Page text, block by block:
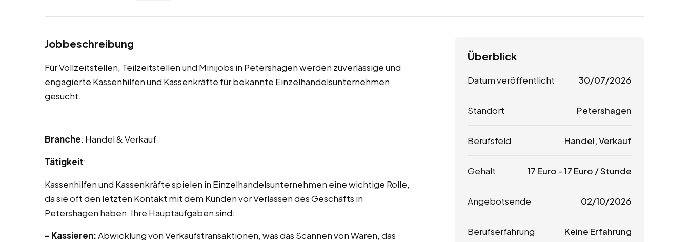
Jobbeschreibung
Für Vollzeitstellen, Teilzeitstellen und Minijobs in Petershagen werden zuverlässige und
engagierte Kassenhilfen und Kassenkräfte für bekannte Einzelhandelsunternehmen
gesucht.
Branche: Handel & Verkauf
Tätigkeit:
Kassenhilfen und Kassenkräfte spielen in Einzelhandelsunternehmen eine wichtige Rolle,
da sie oft den letzten Kontakt mit dem Kunden vor Verlassen des Geschäfts in
Petershagen haben. Ihre Hauptaufgaben sind:
– Kassieren:Abwicklung von Verkaufstransaktionen, was das Scannen von Waren, das
Überblick
Datum veröffentlicht 30/07/2026
Standort Petershagen
Berufsfeld Handel, Verkauf
Gehalt 17 Euro -17 Euro / Stunde
Angebotsende 02/10/2026
Berufserfahrung Keine Erfahrung